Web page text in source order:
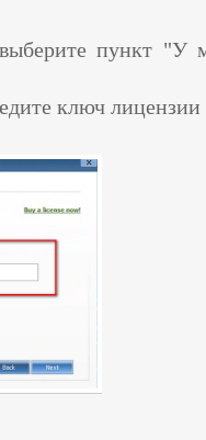
пункт "У
ключ